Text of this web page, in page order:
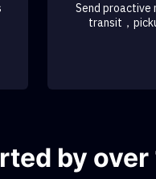
Send proactive
transit，
by